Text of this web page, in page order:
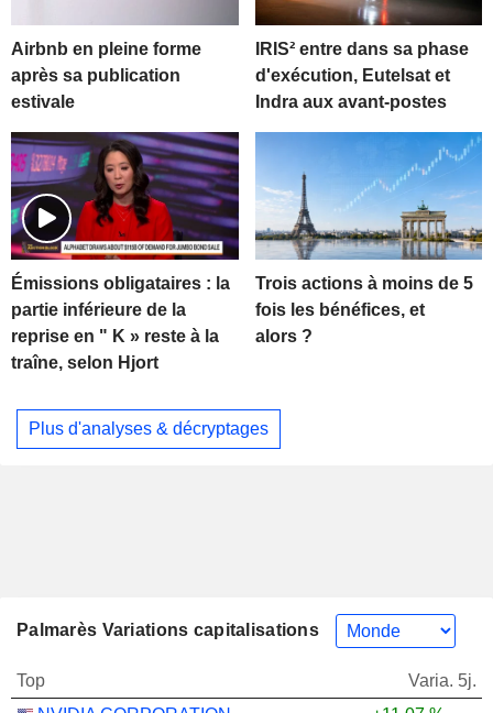
Airbnb en pleine forme
après sa publication
estivale
IRIS² entre dans sa phase
d'exécution, Eutelsat et
Indra aux avant-postes
Émissions obligataires : la
partie inférieure de la
reprise en " K » reste à la
traîne, selon Hjort
Trois actions à moins de 5
fois les bénéfices, et
alors ?
Plus d'analyses & décryptages
Palmarès Variations capitalisations
Top
Varia. 5j.